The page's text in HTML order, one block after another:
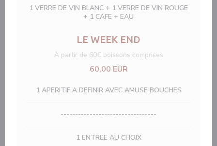
1 VERRE DE VIN BLANC + 1 VERRE DE VIN ROUGE
+ 1 CAFE + EAU
LE WEEK END
À partir de 60€ boissons comprises
60,00 EUR
1 APERITIF A DEFINIR AVEC AMUSE BOUCHES
---------------------------------
1 ENTREE AU CHOIX